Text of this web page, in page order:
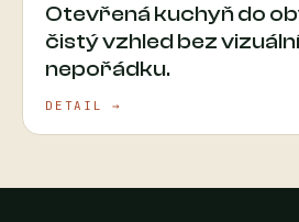
Otevřená kuchyň do
čistý vzhled bez
nepořádku.
DETAIL →